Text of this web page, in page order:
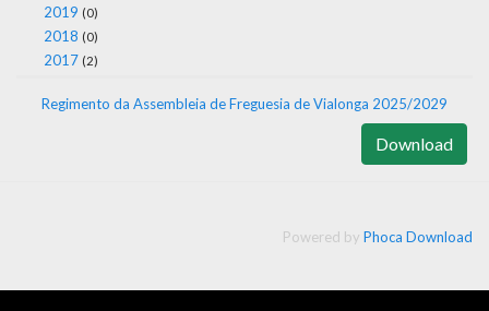
2019 (0)
2018 (0)
2017 (2)
Regimento da Assembleia de Freguesia de Vialonga 2025/2029
Download
Powered by Phoca Download